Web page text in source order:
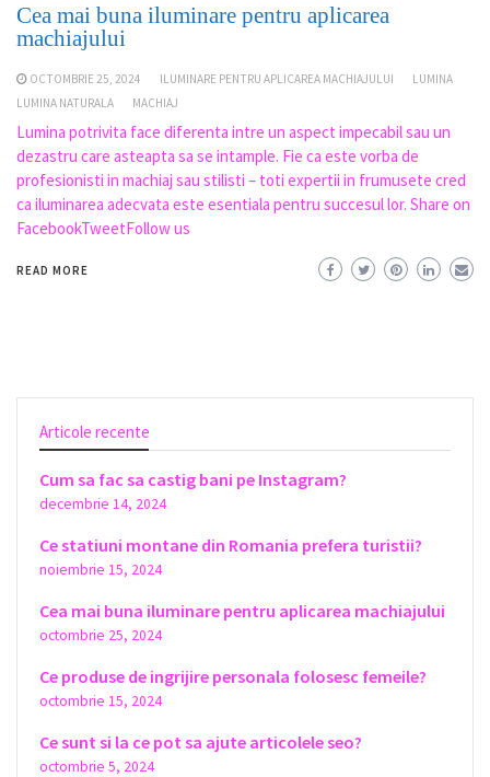
Cea mai buna iluminare pentru aplicarea
machiajului
OCTOMBRIE 25, 2024 ILUMINARE PENTRU APLICAREA MACHIAJULUI
LUMINA
LUMINA NATURALA
MACHIAJ
Lumina potrivita face diferenta intre un aspect impecabil sau un
dezastru care asteapta sa se intample. Fie ca este vorba de
profesionisti in machiaj sau stilisti – toti expertii in frumusete cred
ca iluminarea adecvata este esentiala pentru succesul lor. Share on
FacebookTweetFollow us
READ MORE
Articole recente
Cum sa fac sa castig bani pe Instagram?
decembrie 14, 2024
Ce statiuni montane din Romania prefera turistii?
noiembrie 15, 2024
Cea mai buna iluminare pentru aplicarea machiajului
octombrie 25, 2024
Ce produse de ingrijire personala folosesc femeile?
octombrie 15, 2024
Ce sunt si la ce pot sa ajute articolele seo?
octombrie 5, 2024